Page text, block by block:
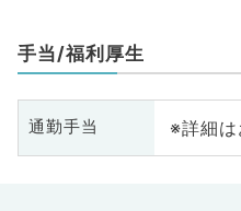
手当/福利厚生
通勤手当 ※詳細